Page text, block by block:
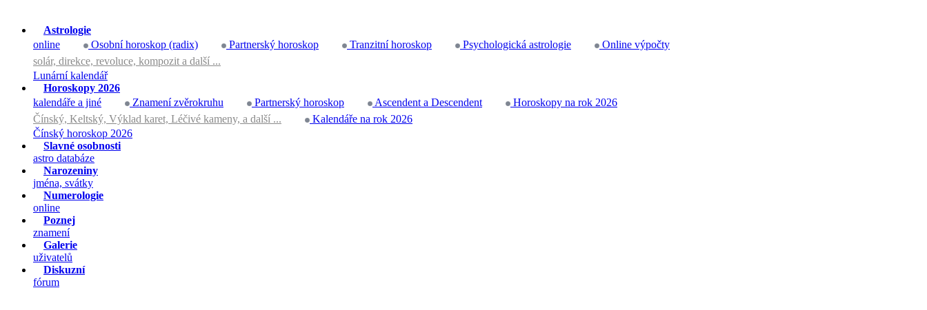
Astrologie
online
Osobní horoskop (radix) Partnerský horoskop Tranzitní horoskop Psychologická astrologie
Online výpočty
solár, direkce, revoluce, kompozit a další ...
Lunární kalendář
Horoskopy 2026
kalendáře a jiné
Znamení zvěrokruhu Partnerský horoskop Ascendent a Descendent
Horoskopy na rok 2026
Čínský, Keltský, Výklad karet, Léčivé kameny, a další ...
Kalendáře na rok 2026
Čínský horoskop 2026
Slavné osobnosti
astro databáze
Narozeniny
jména, svátky
Numerologie
online
Poznej
znamení
Galerie
uživatelů
Diskuzní
fórum